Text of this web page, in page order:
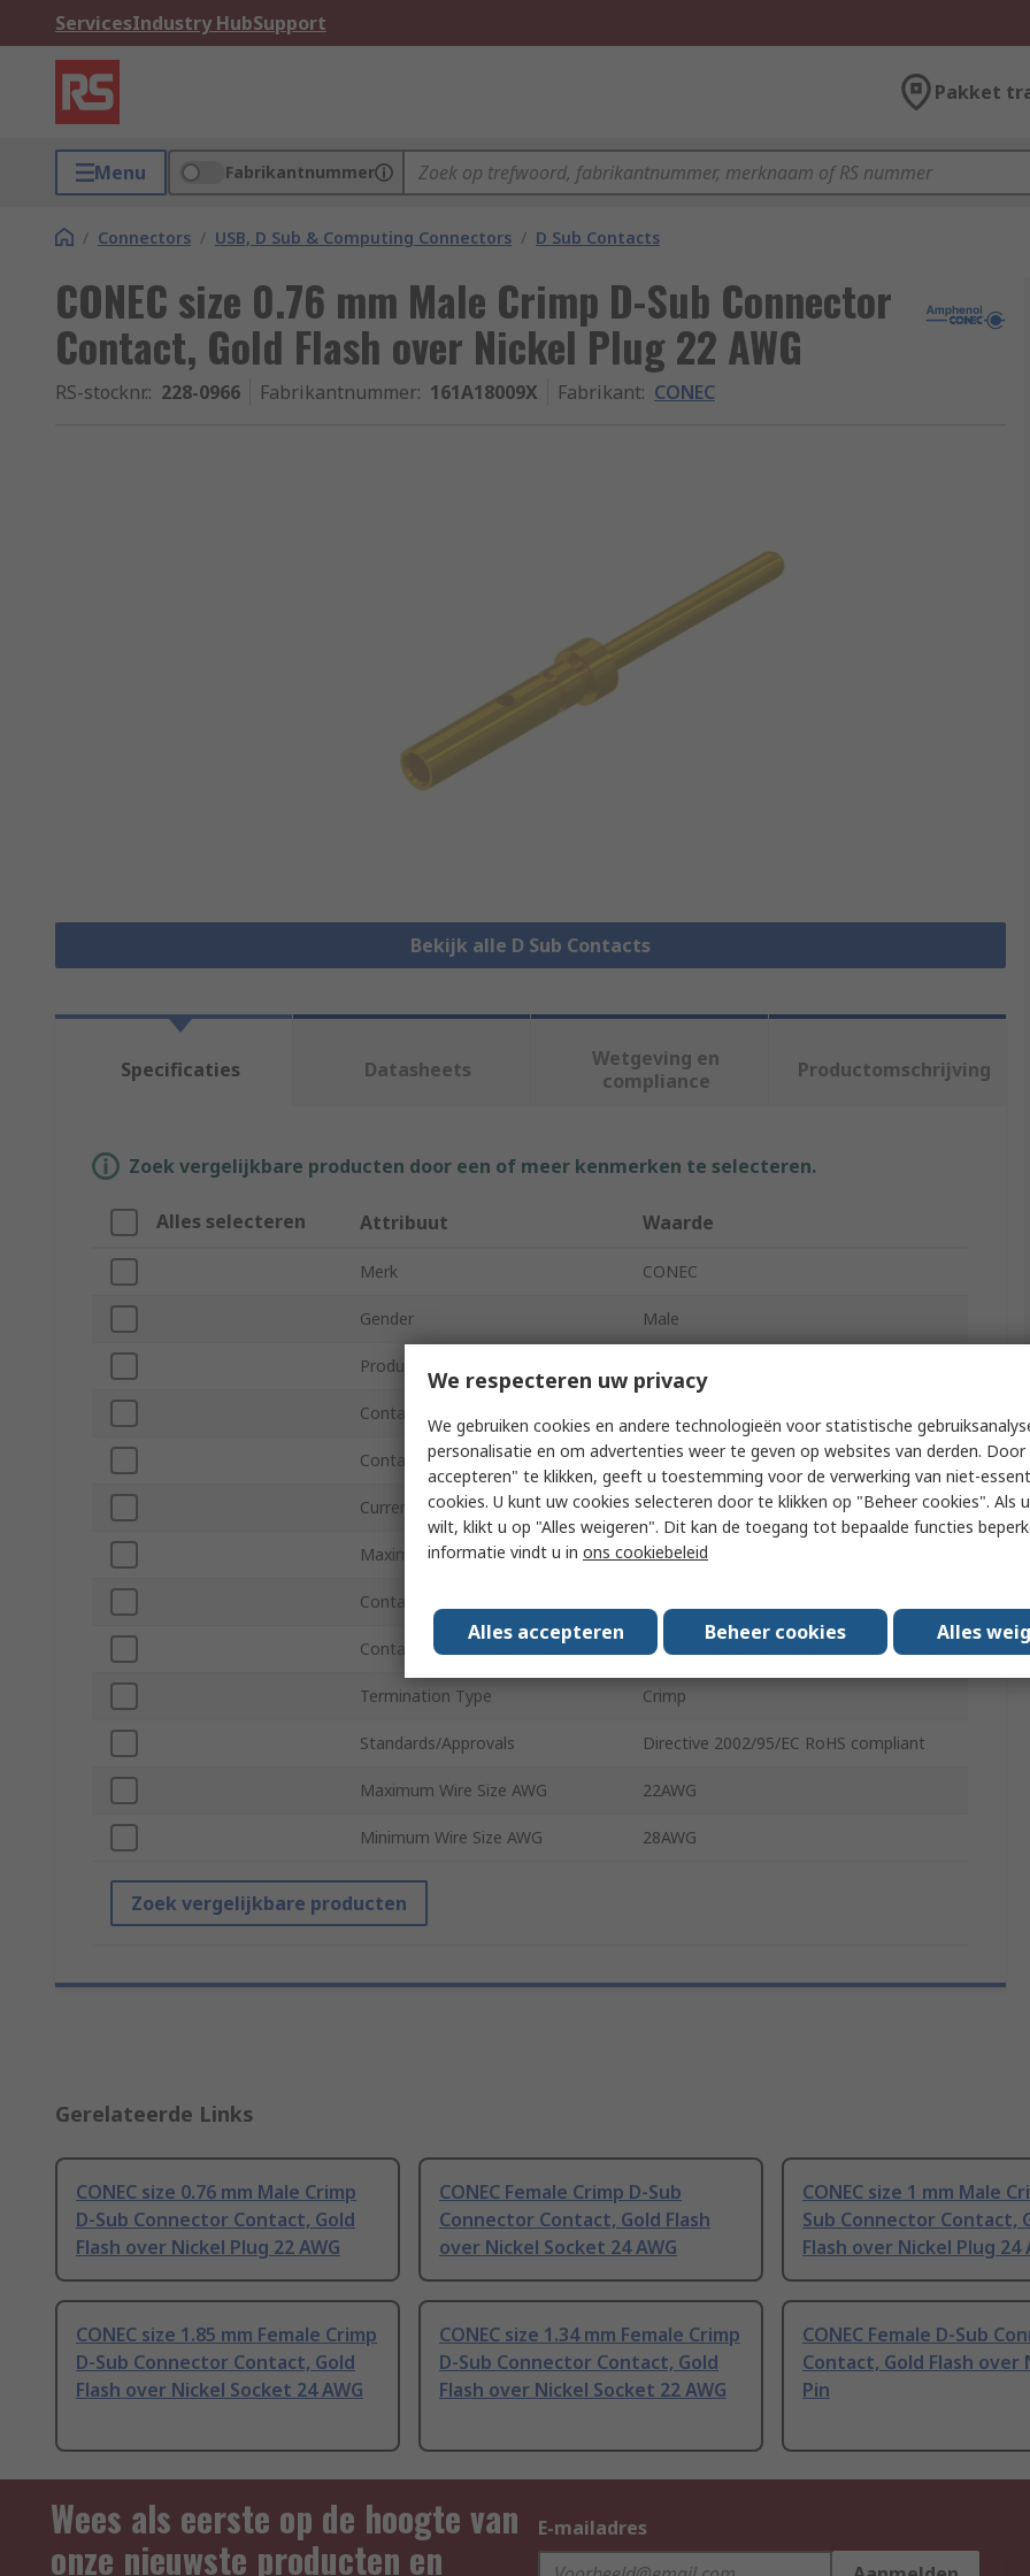
ServicesIndustry HubSupport
Pakket
Menu Fabrikantnummer
/ Connectors / USB, D Sub & Computing Connectors / D Sub Contacts
CONEC size 0.76 mm Male Crimp D-Sub Connector
Contact, Gold Flash over Nickel Plug 22 AWG
RS-stocknr.: 228-0966 Fabrikantnummer: 161A18009X Fabrikant: CONEC
Bekijk alle D Sub Contacts
Specificaties Datasheets
Wetgeving en
compliance
Productomschrijving
Zoek vergelijkbare producten door een of meer kenmerken te selecteren.
Alles selecteren Attribuut Waarde
Merk CONEC
Gender Male
Product Type
Contact Material
Contact Plating Gold Flash over Nickel
Current 3A
Maximum Contact Resistance 10mΩ
Contact Type
Contact Size 0.76 mm
Termination Type Crimp
Standards/Approvals Directive 2002/95/EC RoHS compliant
Maximum Wire Size AWG 22AWG
Minimum Wire Size AWG 28AWG
Zoek vergelijkbare producten
Gerelateerde Links
CONEC size 0.76 mm Male Crimp
D-Sub Connector Contact, Gold
Flash over Nickel Plug 22 AWG
CONEC Female Crimp D-Sub
Connector Contact, Gold Flash
over Nickel Socket 24 AWG
CONEC size 1 mm Male
Sub Connector Contact,
Flash over Nickel Plug 24
CONEC size 1.85 mm Female Crimp
D-Sub Connector Contact, Gold
Flash over Nickel Socket 24 AWG
CONEC size 1.34 mm Female Crimp
D-Sub Connector Contact, Gold
Flash over Nickel Socket 22 AWG
CONEC Female D-Sub
Contact, Gold Flash over
Pin
Wees als eerste op de hoogte van
onze nieuwste producten en
E-mailadres
We respecteren uw privacy
We gebruiken cookies en andere technologieën voor statistische
personalisatie en om advertenties weer te geven op websites van derden. Door
accepteren" te klikken, geeft u toestemming voor de verwerking van niet-
cookies. U kunt uw cookies selecteren door te klikken op "Beheer cookies". Als
wilt, klikt u op "Alles weigeren". Dit kan de toegang tot bepaalde functies
informatie vindt u in ons cookiebeleid
Alles accepteren Beheer cookies Alles